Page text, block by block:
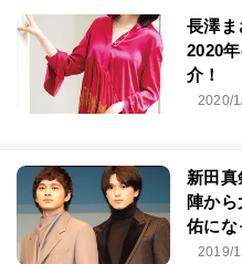
長澤
2020
介！
2020/
新田
陣か
佑にな
2019/